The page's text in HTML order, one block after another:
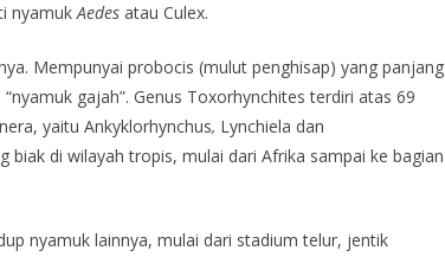
nyamukAedes atau Culex.
Mempunyai probocis (mulut penghisap) yang panjang
gajah”. Genus Toxorhynchites terdiri atas 69
yaitu Ankyklorhynchus, Lynchiela dan
di wilayah tropis, mulai dari Afrika sampai ke bagian
nyamuk lainnya, mulai dari stadium telur, jentik